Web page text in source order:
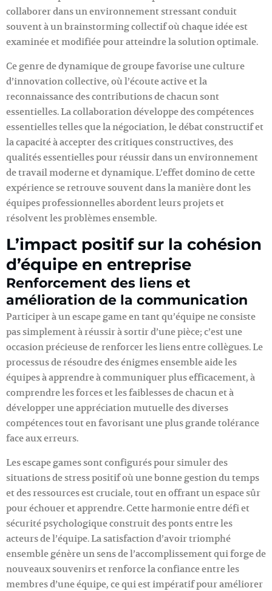
collaborer dans un environnement stressant conduit
souvent à un brainstorming collectif où chaque idée est
examinée et modifiée pour atteindre la solution optimale.
Ce genre de dynamique de groupe favorise une culture
d’innovation collective, où l’écoute active et la
reconnaissance des contributions de chacun sont
essentielles. La collaboration développe des compétences
essentielles telles que la négociation, le débat constructif et
la capacité à accepter des critiques constructives, des
qualités essentielles pour réussir dans un environnement
de travail moderne et dynamique. L’effet domino de cette
expérience se retrouve souvent dans la manière dont les
équipes professionnelles abordent leurs projets et
résolvent les problèmes ensemble.
L’impact positif sur la cohésion
d’équipe en entreprise
Renforcement des liens et
amélioration de la communication
Participer à un escape game en tant qu’équipe ne consiste
pas simplement à réussir à sortir d’une pièce; c’est une
occasion précieuse de renforcer les liens entre collègues. Le
processus de résoudre des énigmes ensemble aide les
équipes à apprendre à communiquer plus efficacement, à
comprendre les forces et les faiblesses de chacun et à
développer une appréciation mutuelle des diverses
compétences tout en favorisant une plus grande tolérance
face aux erreurs.
Les escape games sont configurés pour simuler des
situations de stress positif où une bonne gestion du temps
et des ressources est cruciale, tout en offrant un espace sûr
pour échouer et apprendre. Cette harmonie entre défi et
sécurité psychologique construit des ponts entre les
acteurs de l’équipe. La satisfaction d’avoir triomphé
ensemble génère un sens de l’accomplissement qui forge de
nouveaux souvenirs et renforce la confiance entre les
membres d’une équipe, ce qui est impératif pour améliorer